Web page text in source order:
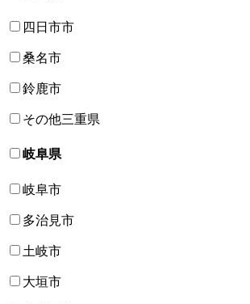
四日市市
桑名市
鈴鹿市
その他三重県
岐阜県
岐阜市
多治見市
土岐市
大垣市